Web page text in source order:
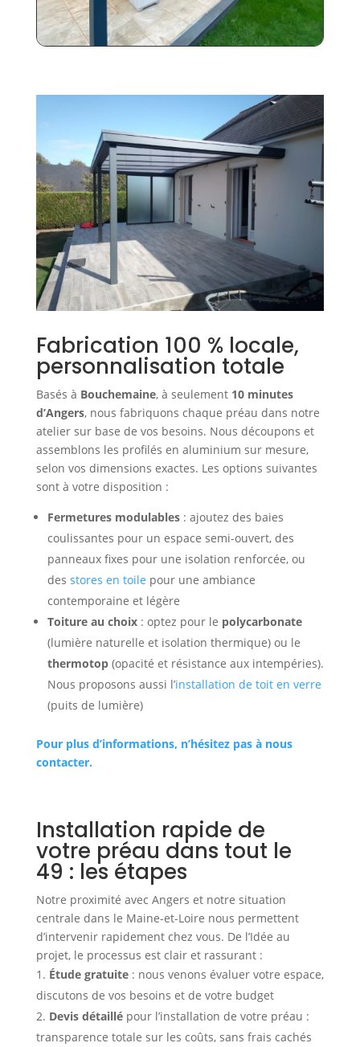
Fabrication 100 % locale,
personnalisation totale
Basés à Bouchemaine, à seulement10 minutes
d’Angers, nous fabriquons chaque préau dans notre
atelier sur base de vos besoins. Nous découpons et
assemblons les profilés en aluminium sur mesure,
selon vos dimensions exactes. Les options suivantes
sont à votre disposition :
Fermetures modulables: ajoutez des baies
coulissantes pour un espace semi-ouvert, des
panneaux fixes pour une isolation renforcée, ou
des stores en toile pour une ambiance
contemporaine et légère
Toiture au choix: optez pour le polycarbonate
(lumière naturelle et isolation thermique) ou le
thermotop(opacité et résistance aux intempéries).
Nous proposons aussi l’installation de toit en verre
(puits de lumière)
Pour plus d’informations, n’hésitez pas à nous
contacter.
Installation rapide de
votre préau dans tout le
49 : les étapes
Notre proximité avec Angers et notre situation
centrale dans le Maine-et-Loire nous permettent
d’intervenir rapidement chez vous. De l’Idée au
projet, le processus est clair et rassurant :
Étude gratuite: nous venons évaluer votre espace,
discutons de vos besoins et de votre budget
Devis détaillépour l’installation de votre préau :
transparence totale sur les coûts, sans frais cachés